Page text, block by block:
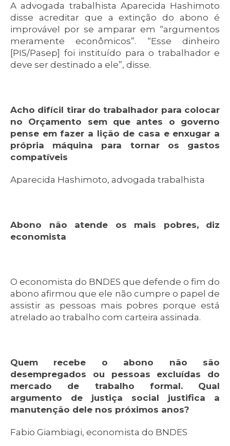
A advogada trabalhista Aparecida Hashimoto
disse acreditar que a extinção do abono é
improvável por se amparar em “argumentos
meramente econômicos”. “Esse dinheiro
[PIS/Pasep] foi instituído para o trabalhador e
deve ser destinado a ele”, disse.
Acho difícil tirar do trabalhador para colocar
no Orçamento sem que antes o governo
pense em fazer a lição de casa e enxugar a
própria máquina para tornar os gastos
compatíveis
Aparecida Hashimoto, advogada trabalhista
Abono não atende os mais pobres, diz
economista
O economista do BNDES que defende o fim do
abono afirmou que ele não cumpre o papel de
assistir as pessoas mais pobres porque está
atrelado ao trabalho com carteira assinada.
Quem recebe o abono não são
desempregados ou pessoas excluídas do
mercado de trabalho formal. Qual
argumento de justiça social justifica a
manutenção dele nos próximos anos?
Fabio Giambiagi, economista do BNDES